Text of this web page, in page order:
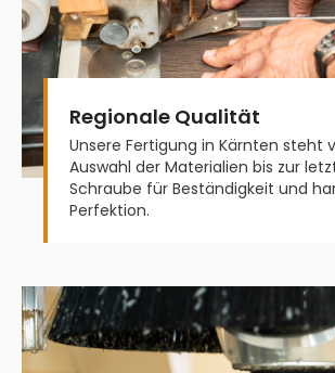
Regionale Qualität
Unsere Fertigung in Kärnten steht
Auswahl der Materialien bis zur
Schraube für Beständigkeit und
Perfektion.